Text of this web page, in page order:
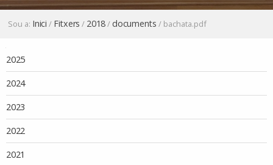
Sou a: Inici / Fitxers / 2018/ documents / bachata.pdf
2025
2024
2023
2022
2021